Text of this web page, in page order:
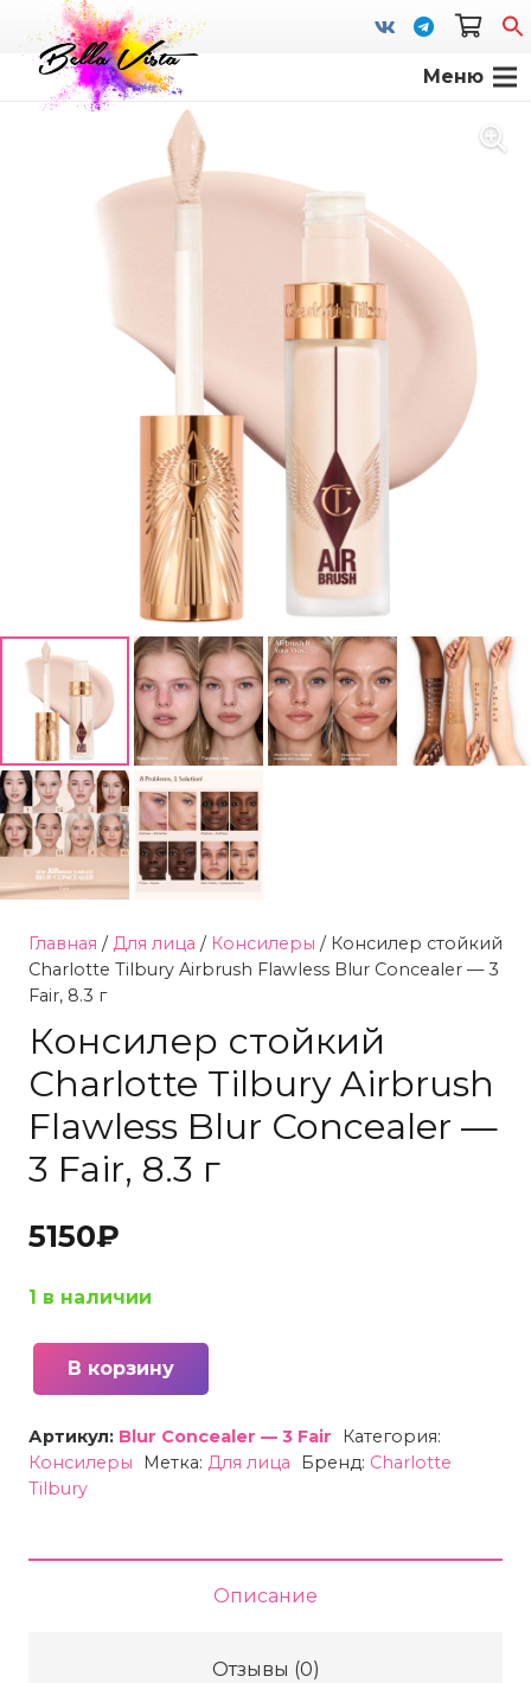
Меню
Главная / Для лица / Консилеры / Консилер стойкий
Charlotte Tilbury Airbrush Flawless Blur Concealer — 3
Fair, 8.3 г
Консилер стойкий
Charlotte Tilbury Airbrush
Flawless Blur Concealer —
3 Fair, 8.3 г
5150₽
1 в наличии
Количество
Консилер
стойкий
В корзину
Артикул: Blur Concealer — 3 Fair
Категория:
Консилеры
Метка: Для лица Бренд: Charlotte
Tilbury
Описание
Отзывы (0)